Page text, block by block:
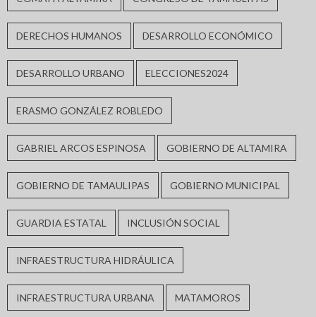
DERECHOS HUMANOS DESARROLLO ECONÓMICO
DESARROLLO URBANO ELECCIONES2024
ERASMO GONZÁLEZ ROBLEDO
GABRIEL ARCOS ESPINOSA GOBIERNO DE ALTAMIRA
GOBIERNO DE TAMAULIPAS GOBIERNO MUNICIPAL
GUARDIA ESTATAL INCLUSIÓN SOCIAL
INFRAESTRUCTURA HIDRÁULICA
INFRAESTRUCTURA URBANA MATAMOROS